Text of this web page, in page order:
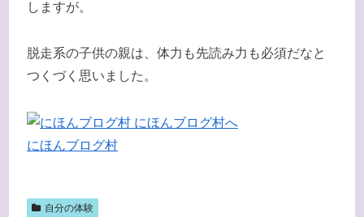
しますが。
脱走系の子供の親は、体力も先読み力も必須だなと
つくづく思いました。
にほんブログ村
自分の体験